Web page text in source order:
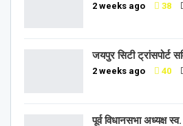
2 weeks ago 38
जयपुर सिटी ट्रांसपोर्ट
2 weeks ago 40
पूर्व विधानसभा अध्यक्ष